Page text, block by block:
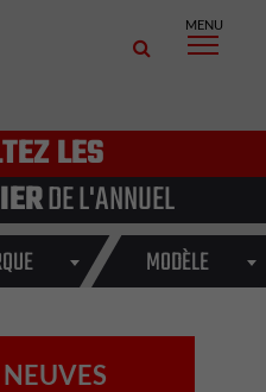
MENU
LES
DE L'ANNUEL
MODÈLE